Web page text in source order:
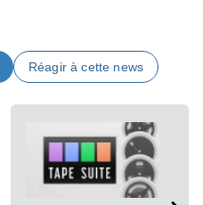
Réagir à cette news